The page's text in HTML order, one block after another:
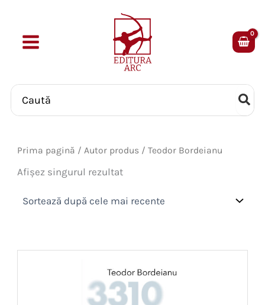
content
Search
for:
Prima pagină / Autor produs / Teodor Bordeianu
Afișez singurul rezultat